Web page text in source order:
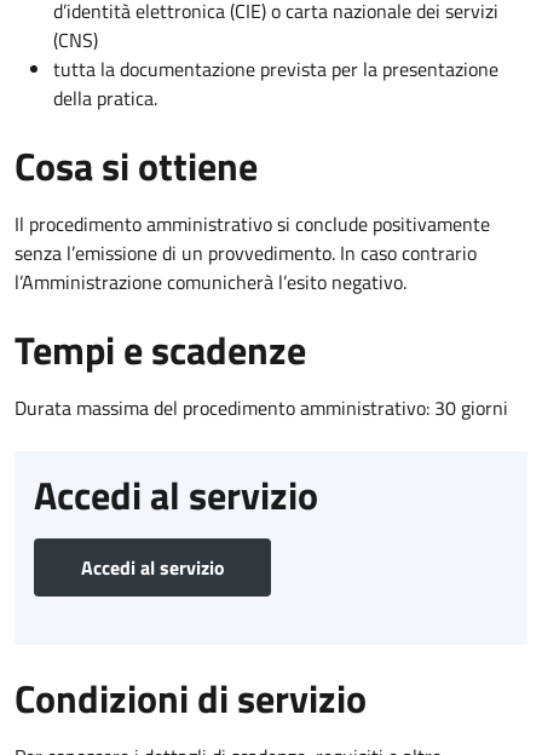
d’identità elettronica (CIE) o carta nazionale dei servizi
(CNS)
tutta la documentazione prevista per la presentazione
della pratica.
Cosa si ottiene
Il procedimento amministrativo si conclude positivamente
senza l’emissione di un provvedimento. In caso contrario
l’Amministrazione comunicherà l’esito negativo.
Tempi e scadenze
Durata massima del procedimento amministrativo: 30 giorni
Accedi al servizio
Accedi al servizio
Condizioni di servizio